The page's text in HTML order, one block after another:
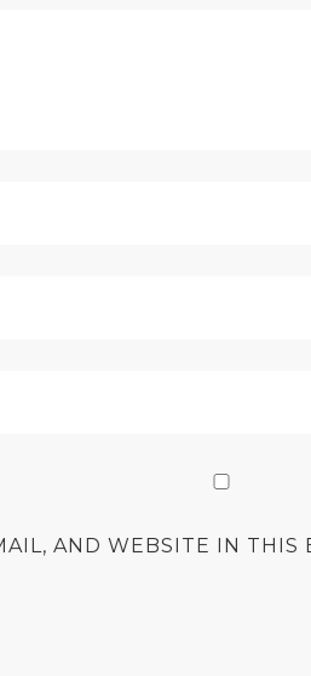
AND WEBSITE IN